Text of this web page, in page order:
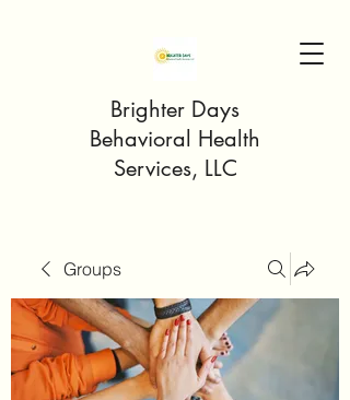
Brighter Days
Behavioral Health
Services, LLC
Groups